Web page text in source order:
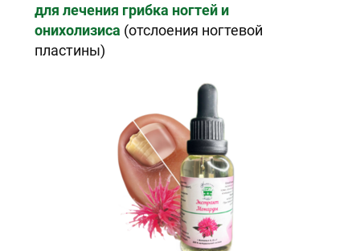
для лечения грибка ногтей и
онихолизиса (отслоения ногтевой
пластины)